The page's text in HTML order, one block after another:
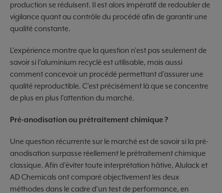
production se réduisent. Il est alors impératif de redoubler de
vigilance quant au contrôle du procédé afin de garantir une
qualité constante.
L'expérience montre que la question n'est pas seulement de
savoir si l'aluminium recyclé est utilisable, mais aussi
comment concevoir un procédé permettant d'assurer une
qualité reproductible. C'est précisément là que se concentre
de plus en plus l'attention du marché.
Pré-anodisation ou prétraitement chimique ?
Une question récurrente sur le marché est de savoir si la pré-
anodisation surpasse réellement le prétraitement chimique
classique. Afin d'éviter toute interprétation hâtive, Alulack et
AD Chemicals ont comparé objectivement les deux
méthodes dans le cadre d'un test de performance, en